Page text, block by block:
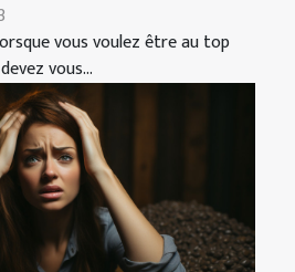
vous voulez être au top
vous...